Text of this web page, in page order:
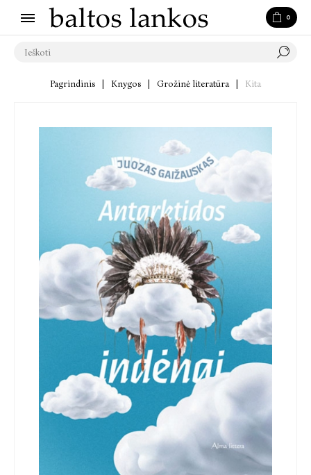
0
Pagrindinis Knygos Grožinė literatūra Kita